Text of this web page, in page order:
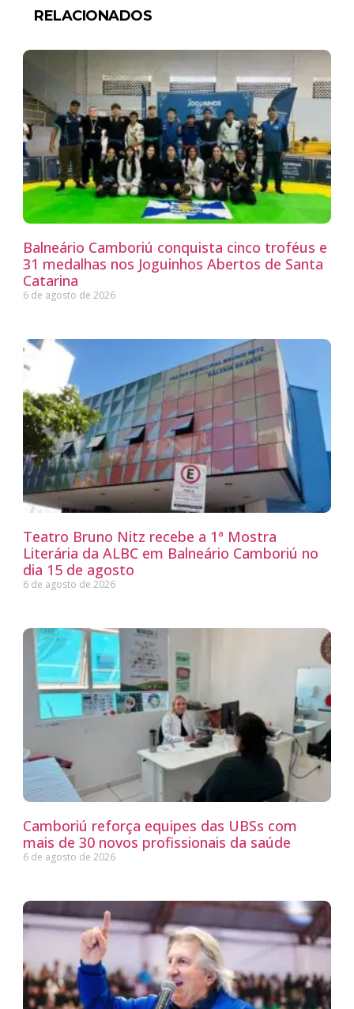
RELACIONADOS
Balneário Camboriú conquista cinco troféus e
31 medalhas nos Joguinhos Abertos de Santa
Catarina
6 de agosto de 2026
Teatro Bruno Nitz recebe a 1ª Mostra
Literária da ALBC em Balneário Camboriú no
dia 15 de agosto
6 de agosto de 2026
Camboriú reforça equipes das UBSs com
mais de 30 novos profissionais da saúde
6 de agosto de 2026